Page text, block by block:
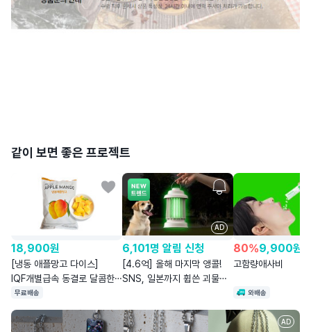
같이 보면 좋은 프로젝트
18,900원
[냉동 애플망고 다이스]
IQF개별급속 동결로 달콤한
맛과 영양 그대로!
무료배송
AD
6,101명 알림 신청
[4.6억] 올해 마지막 앵콜!
SNS, 일본까지 휩쓴 괴물
80%9,900원
고함량애사비
와배송
AD